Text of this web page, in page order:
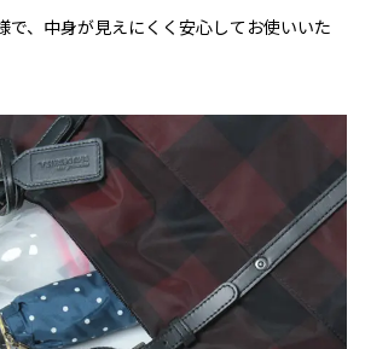
で、中身が見えにくく安心してお使いいた